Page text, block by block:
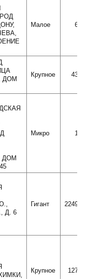
Малое
ДОМ
Крупное
ДОМ
Микро
Д. 6
Гигант
Крупное